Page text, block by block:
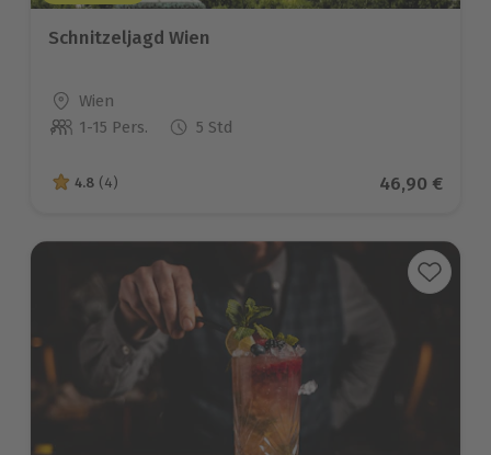
Schnitzeljagd Wien
Standort
Wien
Anzahl der Teilnehmer
1-15 Pers. 5 Std
4.8 von 5 Sternen basierend auf 4 Bewertungen
4.8 (4) Aktueller
46,90 €